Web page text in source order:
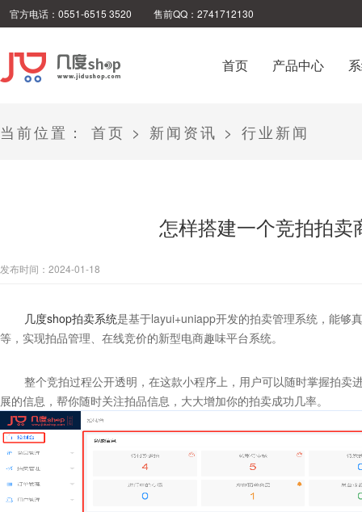
官方电话：0551-6515 3520 售前QQ：2741712130
首页 产品中心
当前位置： 首页 > 新闻资讯 > 行业新闻
怎样搭建一个竞拍拍卖
发布时间：2024-01-18
几度shop拍卖系统是基于layui+uniapp开发的拍卖管理系统，能够
等，实现拍品管理、在线竞价的新型电商趣味平台系统。
整个竞拍过程公开透明，在这款小程序上，用户可以随时掌握拍卖
展的信息，帮你随时关注拍品信息，大大增加你的拍卖成功几率。